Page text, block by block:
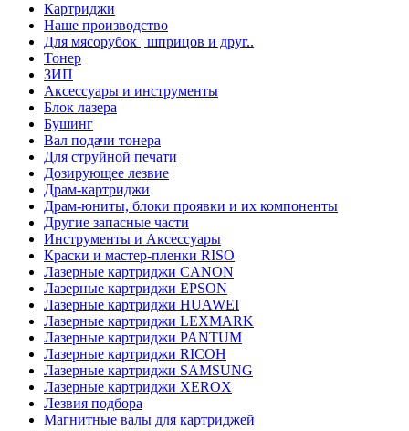
Картриджи
Наше производство
Для мясорубок | шприцов и друг..
Тонер
ЗИП
Аксессуары и инструменты
Блок лазера
Бушинг
Вал подачи тонера
Для струйной печати
Дозирующее лезвие
Драм-картриджи
Драм-юниты, блоки проявки и их компоненты
Другие запасные части
Инструменты и Аксессуары
Краски и мастер-пленки RISO
Лазерные картриджи CANON
Лазерные картриджи EPSON
Лазерные картриджи HUAWEI
Лазерные картриджи LEXMARK
Лазерные картриджи PANTUM
Лазерные картриджи RICOH
Лазерные картриджи SAMSUNG
Лазерные картриджи XEROX
Лезвия подбора
Магнитные валы для картриджей